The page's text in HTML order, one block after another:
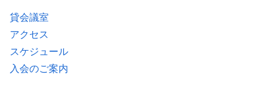
貸会議室
アクセス
スケジュール
入会のご案内